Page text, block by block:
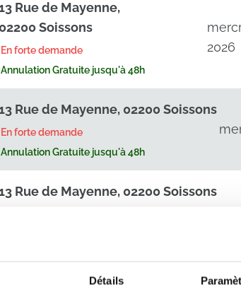
Détails
Rue de Mayenne,
02200 Soissons
En forte demande
Annulation Gratuite jusqu'à 48h
2026
Rue de Mayenne, 02200 Soissons
En forte demande
Annulation Gratuite jusqu'à 48h
Rue de Mayenne, 02200 Soissons
13 Rue de Mayenne, 02200 Soissons